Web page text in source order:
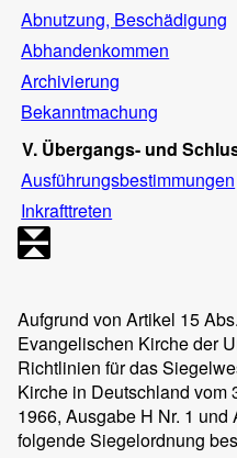
Abnutzung, Beschädigung
Abhandenkommen
Archivierung
Bekanntmachung
V. Übergangs- und
Ausführungsbestimmungen
Inkrafttreten
Aufgrund von Artikel 15
Evangelischen Kirche der
Richtlinien für das
Kirche in Deutschland vom
1966, Ausgabe H Nr. 1 und
folgende Siegelordnung